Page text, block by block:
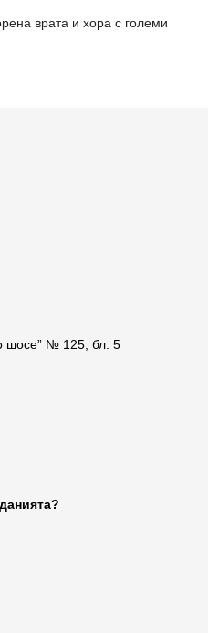
врата и хора с големи
шосе” № 125, бл. 5